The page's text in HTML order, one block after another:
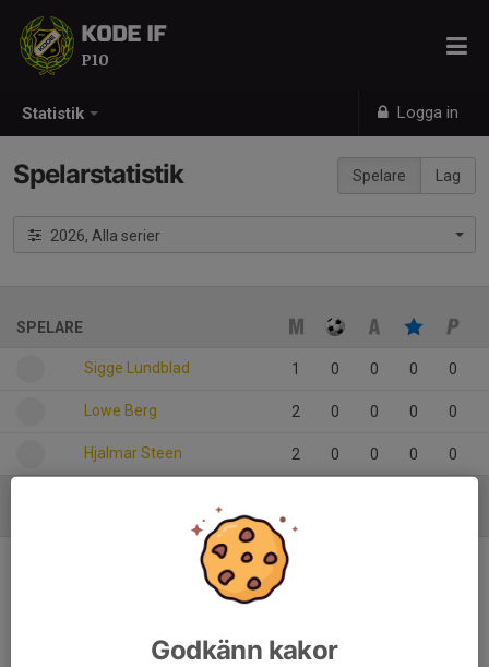
Statistik Logga in
KODE IF
P10
Spelare Lag
Spelarstatistik
2026, Alla serier
SPELARE
Sigge Lundblad 1 0 0 0 0
Lowe Berg 2 0 0 0 0
Hjalmar Steen 2 0 0 0 0
Ingen målvaktsstatistik inlagd
Godkänn kakor